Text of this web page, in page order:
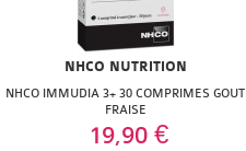
NHCO NUTRITION
NHCO IMMUDIA 3+ 30 COMPRIMES GOUT
FRAISE
19,90 €